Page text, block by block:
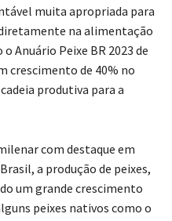
muita apropriada para
na alimentação
Anuário Peixe BR 2023 de
crescimento de 40% no
produtiva para a
com destaque em
a produção de peixes,
um grande crescimento
peixes nativos como o